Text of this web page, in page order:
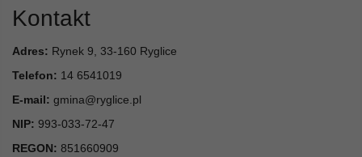
Kontakt
Adres: Rynek 9, 33-160 Ryglice
Telefon: 14 6541019
E-mail: gmina@ryglice.pl
NIP: 993-033-72-47
REGON: 851660909